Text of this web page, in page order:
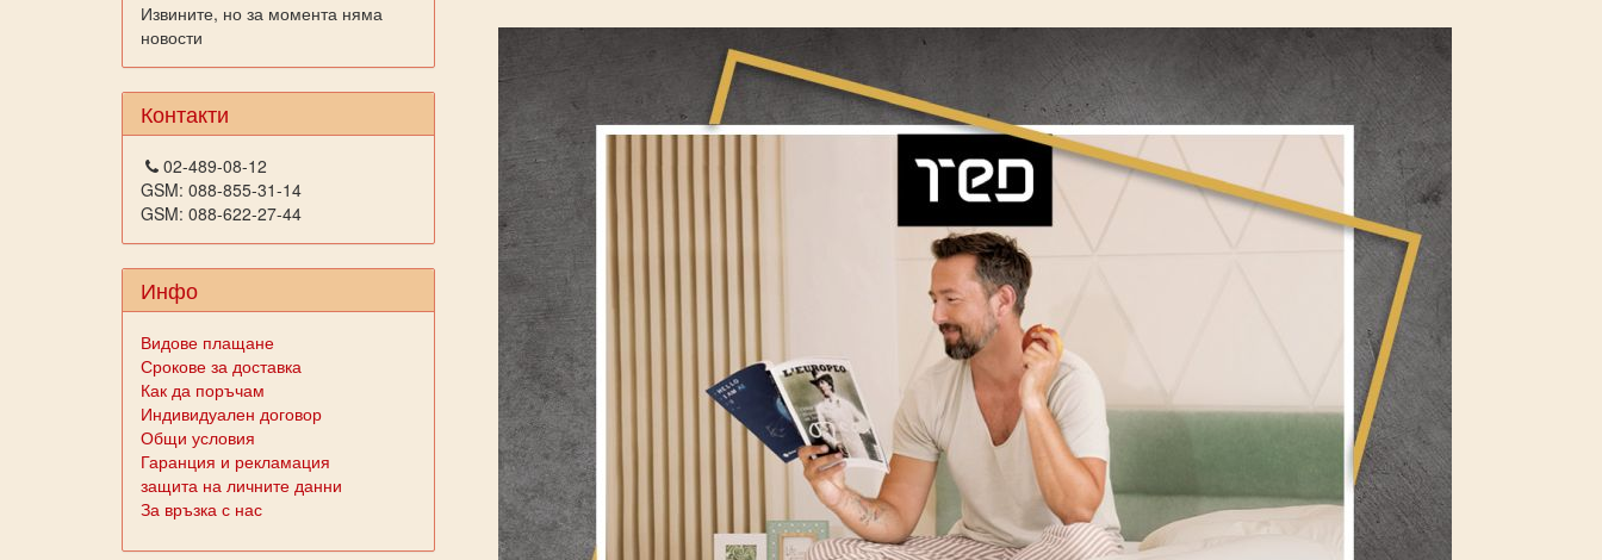
Извините, но за момента няма
новости
Контакти
02-489-08-12
GSM: 088-855-31-14
GSM: 088-622-27-44
Инфо
Видове плащане
Срокове за доставка
Как да поръчам
Индивидуален договор
Общи условия
Гаранция и рекламация
защита на личните данни
За връзка с нас